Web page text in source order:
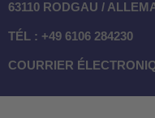
63110 RODGAU /
TÉL : +49 6106 284230
COURRIER